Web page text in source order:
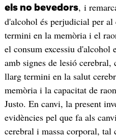
els no bevedors, i
d'alcohol és perjudicial per
termini en la memòria i el
el consum excessiu d'alcohol
amb signes de lesió cerebral,
llarg termini en la salut
memòria i la capacitat de
Justo. En canvi, la present
evidències pel que fa als
cerebral i massa corporal, tal